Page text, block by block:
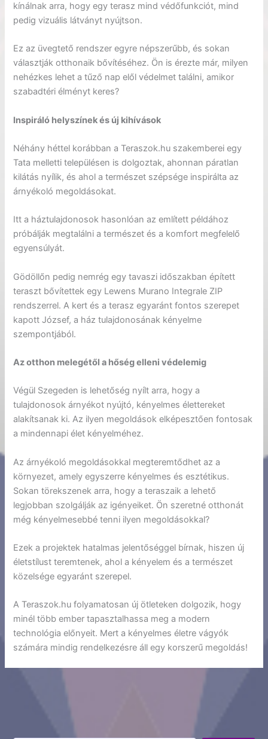
kínálnak arra, hogy egy terasz mind védőfunkciót, mind
pedig vizuális látványt nyújtson.
Ez az üvegtető rendszer egyre népszerűbb, és sokan
választják otthonaik bővítéséhez. Ön is érezte már, milyen
nehézkes lehet a tűző nap elől védelmet találni, amikor
szabadtéri élményt keres?
Inspiráló helyszínek és új kihívások
Néhány héttel korábban a Teraszok.hu szakemberei egy
Tata melletti településen is dolgoztak, ahonnan páratlan
kilátás nyílik, és ahol a természet szépsége inspirálta az
árnyékoló megoldásokat.
Itt a háztulajdonosok hasonlóan az említett példához
próbálják megtalálni a természet és a komfort megfelelő
egyensúlyát.
Gödöllőn pedig nemrég egy tavaszi időszakban épített
teraszt bővítettek egy Lewens Murano Integrale ZIP
rendszerrel. A kert és a terasz egyaránt fontos szerepet
kapott József, a ház tulajdonosának kényelme
szempontjából.
Az otthon melegétől a hőség elleni védelemig
Végül Szegeden is lehetőség nyílt arra, hogy a
tulajdonosok árnyékot nyújtó, kényelmes élettereket
alakítsanak ki. Az ilyen megoldások elképesztően fontosak
a mindennapi élet kényelméhez.
Az árnyékoló megoldásokkal megteremtődhet az a
környezet, amely egyszerre kényelmes és esztétikus.
Sokan törekszenek arra, hogy a teraszaik a lehető
legjobban szolgálják az igényeiket. Ön szeretné otthonát
még kényelmesebbé tenni ilyen megoldásokkal?
Ezek a projektek hatalmas jelentőséggel bírnak, hiszen új
életstílust teremtenek, ahol a kényelem és a természet
közelsége egyaránt szerepel.
A Teraszok.hu folyamatosan új ötleteken dolgozik, hogy
minél több ember tapasztalhassa meg a modern
technológia előnyeit. Mert a kényelmes életre vágyók
számára mindig rendelkezésre áll egy korszerű megoldás!